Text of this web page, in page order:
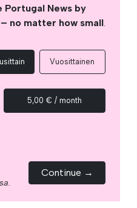
Portugal News by
no matter how small.
Vuosittainen
5,00 € / month
Continue →